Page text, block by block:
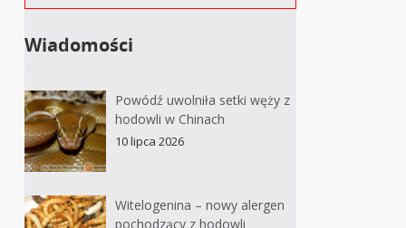
Wiadomości
Powódź uwolniła setki węży z
hodowli w Chinach
10 lipca 2026
Witelogenina – nowy alergen
pochodzący z hodowli